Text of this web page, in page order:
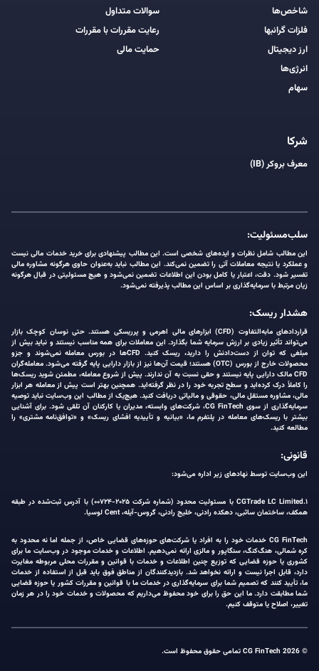
شاخص‌ها
فلزات گرانبها
ارز دیجیتال
انرژی‌ها
سهام
سوالات متداول
رعایت مقررات با مقررات
حمایت مالی
شرکا
معرف بروکر (IB)
سلب‌مسئولیت:
این مطالب شامل نظرات و ایده‌های شخصی است. این مطالب پیشنهادی برای خرید خدمات مالی نیست
و عملکرد یا نتیجه معاملات آتی را تضمین نمی‌کند. این مطالب نباید به‌عنوان حاوی هرگونه مشاوره مالی
تفسیر شود. دقت، اعتبار یا کامل بودن این اطلاعات تضمین نمی‌شود و هیچ مسئولیتی در قبال هرگونه
زیان مرتبط با سرمایه‌گذاری بر اساس این مطالب پذیرفته نمی‌شود.
هشدار ریسک:
قراردادهای مابه‌التفاوت (CFD) ابزارهای مالی اهرمی و پرریسکی هستند. حتی نوسان کوچک بازار
می‌تواند تأثیر زیادی بر ارزش سرمایه شما بگذارد. این معاملات برای همه مناسب نیستند و نباید بیش از
مبلغی که توان از دست‌دادنش را دارید، ریسک کنید. CFDها در بورس معامله نمی‌شوند و جزو
محصولات خارج از بورس (OTC) هستند؛ قیمت آن‌ها نیز از بازار دارایی پایه گرفته می‌شود. معامله‌گران
CFD مالک دارایی پایه نیستند و حقی نسبت به آن ندارند. پیش از شروع معامله، مطمئن شوید ریسک‌ها
را کاملاً درک کرده‌اید و سطح تجربه خود را در نظر گرفته‌اید. همچنین بهتر است پیش از معامله هر ابزار
مالی، مشاوره مستقل مالی، حقوقی و مالیاتی دریافت کنید. هیچ‌یک از مطالب این وب‌سایت نباید توصیه
سرمایه‌گذاری از سوی CG FinTech، شرکت‌های وابسته، مدیران یا کارکنان آن تلقی شود. برای آشنایی
بیشتر با ریسک‌های معامله در پلتفرم ما، «بیانیه و تأییدیه افشای ریسک» و «توافق‌نامه مشتری» را
مطالعه کنید.
قانونی:
این وب‌سایت توسط نهادهای زیر اداره می‌شود:
۱.CGTrade LC Limited با مسئولیت محدود (شماره شرکت ۲۰۲۵-۰۰۷۲۴) با آدرس ثبت‌شده در طبقه
همکف، ساختمان ساثبی، دهکده رادنی، خلیج رادنی، گروس-آیله، Cent لوسیا.
CG FinTech خدمات خود را به افراد یا شرکت‌های حوزه‌های قضایی خاص، از جمله اما نه محدود به
کره شمالی، هنگ‌کنگ، سنگاپور و مالزی ارائه نمی‌دهیم. اطلاعات و خدمات موجود در وب‌سایت ما برای
کشوری یا حوزه قضایی که توزیع چنین اطلاعات و خدمات با قوانین و مقررات محلی مربوطه مغایرت
دارد، قابل اجرا نیست و ارائه نخواهد شد. بازدیدکنندگان از مناطق فوق باید قبل از استفاده از خدمات
ما، تأیید کنند که تصمیم شما برای سرمایه‌گذاری در خدمات ما با قوانین و مقررات کشور یا حوزه قضایی
شما مطابقت دارد. ما این حق را برای خود محفوظ می‌داریم که محصولات و خدمات خود را در هر زمان
تغییر، اصلاح یا متوقف کنیم.
© 2026 CG FinTech تمامی حقوق محفوظ است.